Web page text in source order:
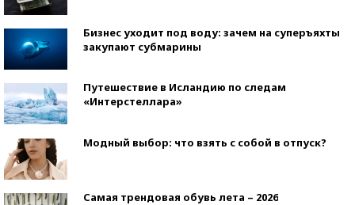
Бизнес уходит под воду: зачем на суперъяхты
закупают субмарины
Путешествие в Исландию по следам
«Интерстеллара»
Модный выбор: что взять с собой в отпуск?
Самая трендовая обувь лета – 2026